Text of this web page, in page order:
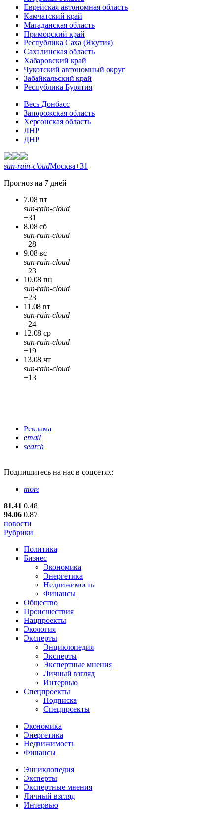
Еврейская автономная область
Камчатский край
Магаданская область
Приморский край
Республика Саха (Якутия)
Сахалинская область
Хабаровский край
Чукотский автономный округ
Забайкальский край
Республика Бурятия
Весь Донбасс
Запорожская область
Херсонская область
ЛНР
ДНР
sun-rain-cloudМосква+31
Прогноз на 7 дней
7.08 пт
sun-rain-cloud
+31
8.08 сб
sun-rain-cloud
+28
9.08 вс
sun-rain-cloud
+23
10.08 пн
sun-rain-cloud
+23
11.08 вт
sun-rain-cloud
+24
12.08 ср
sun-rain-cloud
+19
13.08 чт
sun-rain-cloud
+13
Реклама
email
search
Подпишитесь на нас в соцсетях:
more
81.41 0.48
94.06 0.87
новости
Рубрики
Политика
Бизнес
Экономика
Энергетика
Недвижимость
Финансы
Общество
Происшествия
Нацпроекты
Экология
Эксперты
Энциклопедия
Эксперты
Экспертные мнения
Личный взгляд
Интервью
Спецпроекты
Подписка
Спецпроекты
Экономика
Энергетика
Недвижимость
Финансы
Энциклопедия
Эксперты
Экспертные мнения
Личный взгляд
Интервью